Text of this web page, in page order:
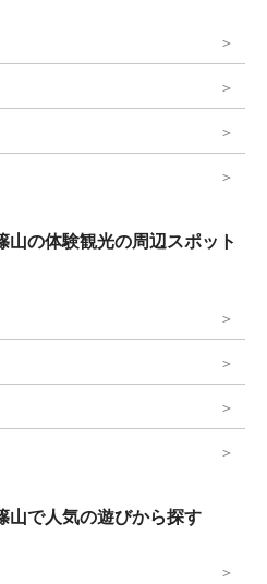
の体験観光の周辺スポット
山で人気の遊びから探す